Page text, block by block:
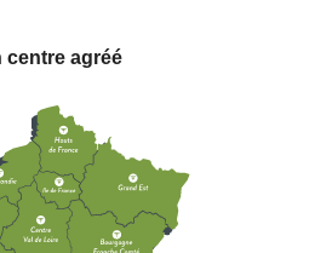
centre agréé